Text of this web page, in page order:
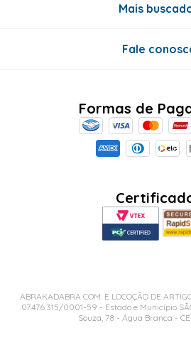
Mais
Fale
Formas de
ABRAKADABRA COM. E LOCOÇÃO DE
07.476.315/0001-59 - Estado e Município
Souza, 78 - Água Branca -